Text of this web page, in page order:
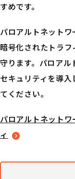
すめです。
パロアルトネットワ
暗号化されたトラ
守ります。パロア
セキュリティを導
てください。
パロアルトネット
ィ